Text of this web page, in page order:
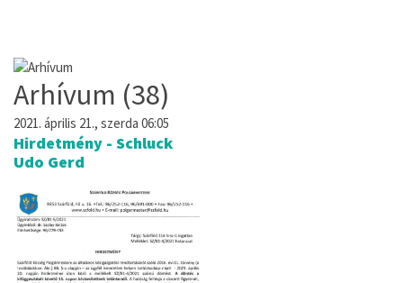
Arhívum (38)
2021. április 21., szerda 06:05
Hirdetmény - Schluck
Udo Gerd